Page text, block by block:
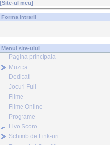
[Site-ul meu]
Forma intrarii
Menul site-ului
Pagina principala
Muzica
Dedicati
Jocuri Full
Filme
Filme Online
Programe
Live Score
Schimb de Link-uri